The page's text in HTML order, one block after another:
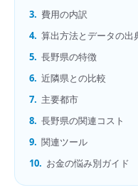
3. 費用の内訳
4. 算出方法とデータの出
5. 長野県の特徴
6. 近隣県との比較
7. 主要都市
8. 長野県の関連コスト
9. 関連ツール
10. お金の悩み別ガイド